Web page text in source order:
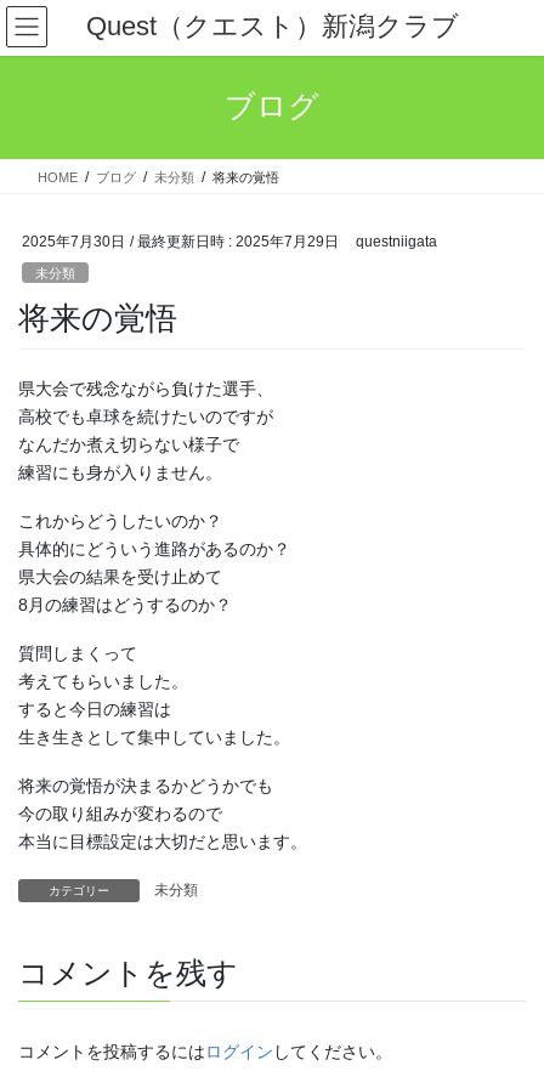
コ
ン
テ
ス
ナ
ビ
ゲ
ン
Quest（クエスト）新潟クラブ
ブログ
HOME ブログ 未分類 将来の覚悟
2025年7月30日 / 最終更新日時 : 2025年7月29日 questniigata
未分類
将来の覚悟
県大会で残念ながら負けた選手、
高校でも卓球を続けたいのですが
なんだか煮え切らない様子で
練習にも身が入りません。
これからどうしたいのか？
具体的にどういう進路があるのか？
県大会の結果を受け止めて
8月の練習はどうするのか？
質問しまくって
考えてもらいました。
すると今日の練習は
生き生きとして集中していました。
将来の覚悟が決まるかどうかでも
今の取り組みが変わるので
本当に目標設定は大切だと思います。
カテゴリー 未分類
コメントを残す
コメントを投稿するにはログイン してください。